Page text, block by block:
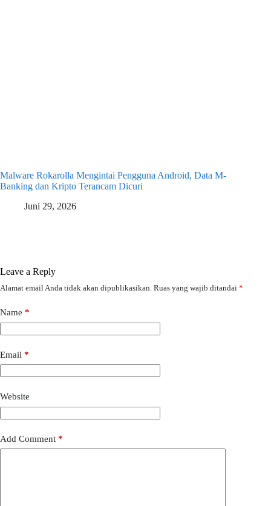
Malware Rokarolla Mengintai Pengguna Android, Data M-
Banking dan Kripto Terancam Dicuri
Juni 29, 2026
Leave a Reply
Alamat email Anda tidak akan dipublikasikan. Ruas yang wajib ditandai *
Name *
Email *
Website
Add Comment *